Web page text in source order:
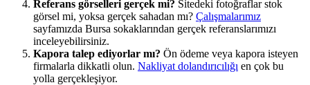
Referans görselleri gerçek mi? Sitedeki fotoğraflar stok
görsel mi, yoksa gerçek sahadan mı? Çalışmalarımız
sayfamızda Bursa sokaklarından gerçek referanslarımızı
inceleyebilirsiniz.
Kapora talep ediyorlar mı? Ön ödeme veya kapora isteyen
firmalarla dikkatli olun. Nakliyat dolandırıcılığı en çok bu
yolla gerçekleşiyor.